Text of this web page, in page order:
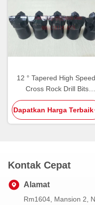
12 ° Tapered High Speed ​​
Cross Rock Drill Bits
Tungsten Carbide
Tools
Dapatkan Harga Terbaik
Kontak Cepat
Alamat
Rm1604, Mansion 2,